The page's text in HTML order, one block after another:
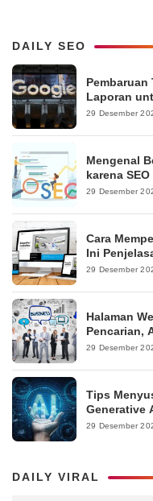
DAILY SEO
Pembaruan
Laporan
29 Desember
Mengenal
karena
29 Desember
Cara
Ini
29 Desember
Halaman
Pencarian,
29 Desember
Tips
Generative
29 Desember
DAILY VIRAL